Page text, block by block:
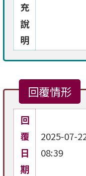
充
說
明
回覆情形
回
覆
日
期
2025-07-
08:39